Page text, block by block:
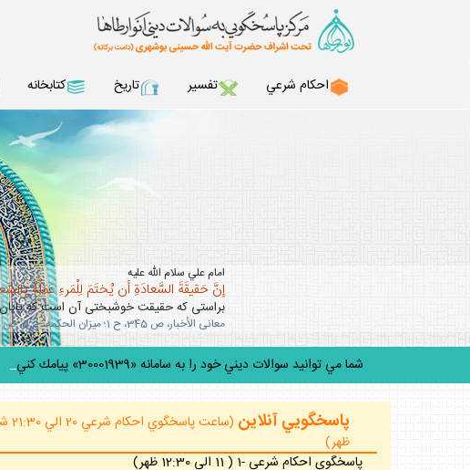
احكام شرعي تفسير تاريخ كتابخانه
امام علي سلام الله عليه
إنَّ حَقيقَةَ السَّعادَةِ أن يُختَمَ لِلْمَرءِ عَمَلُهُ
براستى كه حقيقت خوشبختى آن است كه
معانى الأخبار، ص 345، ح 1؛ ميزان الحكمه، ج 5، ص 303.
شما مي توانيد سوالات ديني خود را به سامانه «30001939» پيامك كنيد.
پاسخگويي آنلاين
ظهر)
پاسخگوي احكام شرعي -1 ( 11 الي 12:30 ظهر)